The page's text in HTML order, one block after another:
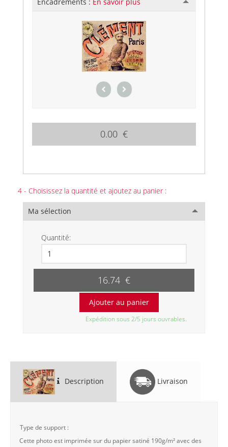
0.00 €
4 - Choisissez la quantité et ajoutez au panier :
Ma sélection
Quantité:
16.74 €
Expédition sous 2/5 jours ouvrables.
Description Livraison
Type de support :
Cette photo est imprimée sur du papier satiné 190g/m² avec des